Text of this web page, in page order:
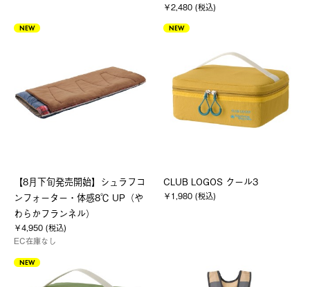
￥2,480 (税込)
NEW
【8月下旬発売開始】シュラフコ
ンフォーター・体感8℃ UP（や
わらかフランネル）
￥4,950 (税込)
EC在庫なし
NEW
CLUB LOGOS クール3
￥1,980 (税込)
NEW